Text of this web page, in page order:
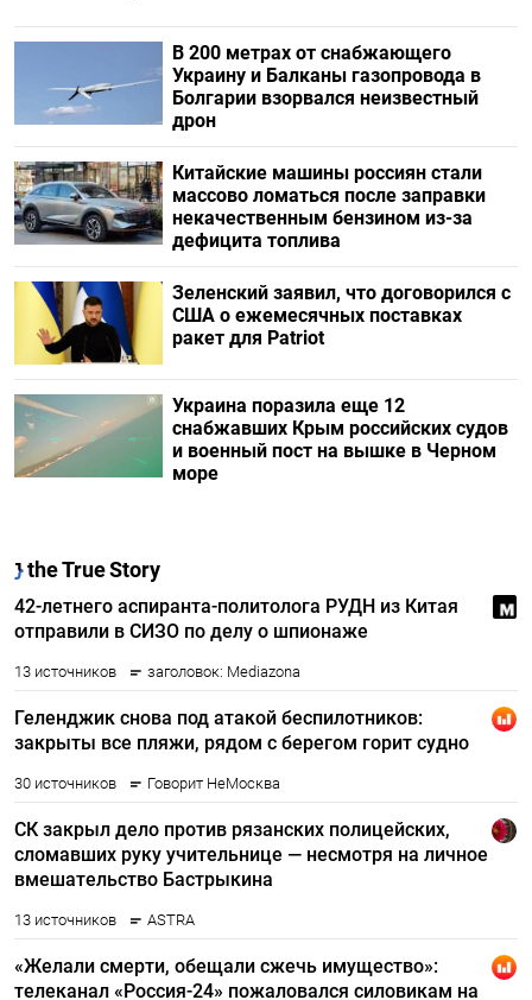
В 200 метрах от снабжающего
Украину и Балканы газопровода в
Болгарии взорвался неизвестный
дрон
Китайские машины россиян стали
массово ломаться после заправки
некачественным бензином из-за
дефицита топлива
Зеленский заявил, что договорился с
США о ежемесячных поставках
ракет для Patriot
Украина поразила еще 12
снабжавших Крым российских судов
и военный пост на вышке в Черном
море